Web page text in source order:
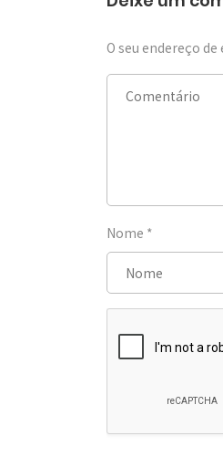
O seu endereço
Nome *